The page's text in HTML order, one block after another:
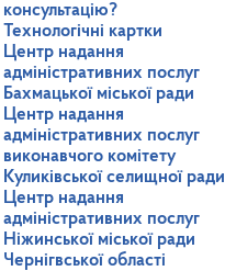
консультацію?
Технологічні картки
Центр надання
адміністративних послуг
Бахмацької міської ради
Центр надання
адміністративних послуг
виконавчого комітету
Куликівської селищної ради
Центр надання
адміністративних послуг
Ніжинської міської ради
Чернігвської області